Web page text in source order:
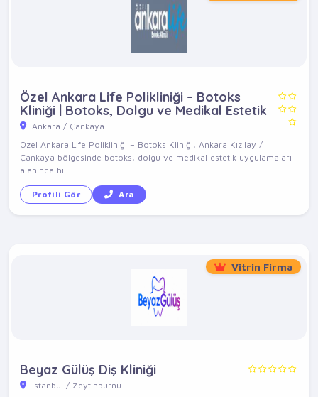
Özel Ankara Life Polikliniği – Botoks
Kliniği | Botoks, Dolgu ve Medikal Estetik
Ankara / Çankaya
Özel Ankara Life Polikliniği – Botoks Kliniği, Ankara Kızılay /
Çankaya bölgesinde botoks, dolgu ve medikal estetik uygulamaları
alanında hi...
Profili Gör Ara
Vitrin Firma
Beyaz Gülüş Diş Kliniği
İstanbul / Zeytinburnu